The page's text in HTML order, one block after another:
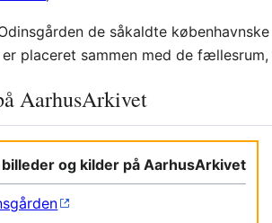
de såkaldte
placeret sammen med de
AarhusArkivet
billeder og kilder på AarhusArkivet